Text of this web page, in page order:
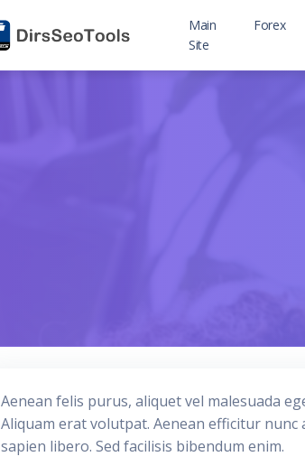
Main
Site
Forex
Aenean felis purus, aliquet vel malesuada
Aliquam erat volutpat. Aenean efficitur
sapien libero. Sed facilisis bibendum enim.